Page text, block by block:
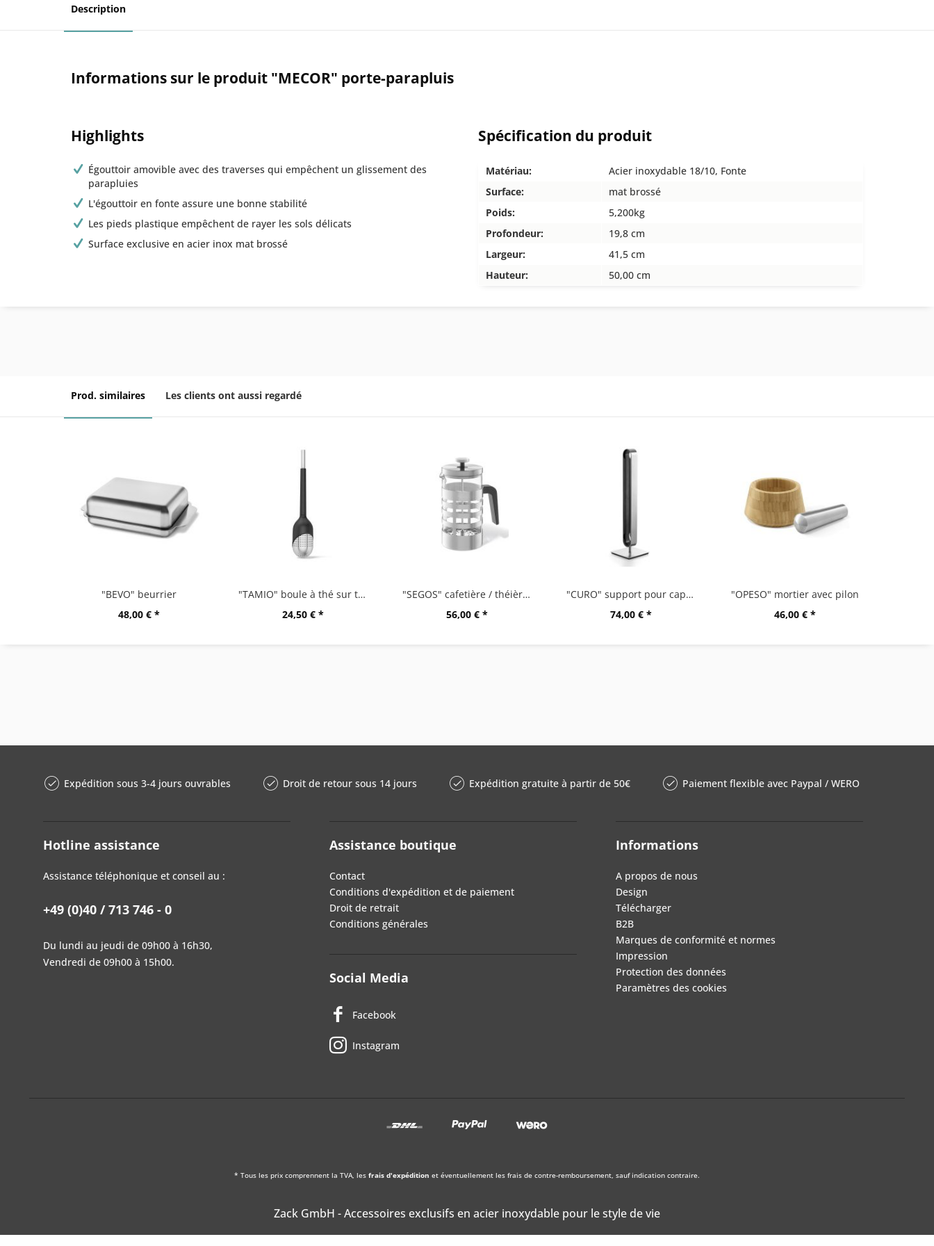
Description
Informations sur le produit "MECOR" porte-parapluis
Highlights
Égouttoir amovible avec des traverses qui empêchent un glissement des
parapluies
L'égouttoir en fonte assure une bonne stabilité
Les pieds plastique empêchent de rayer les sols délicats
Surface exclusive en acier inox mat brossé
Spécification du produit
Matériau:
Acier inoxydable 18/10, Fonte
Surface:
mat brossé
Poids:
5,200kg
Profondeur:
19,8 cm
Largeur:
41,5 cm
Hauteur:
50,00 cm
Prod. similaires Les clients ont aussi regardé
"BEVO" beurrier
48,00 € *
"TAMIO" boule à thé sur tige
24,50 € *
"SEGOS" cafetière / théièreà piston
56,00 € *
"CURO" support pour capsules
74,00 € *
"OPESO" mortier avec pilon
46,00 € *
Expédition sous 3-4 jours ouvrables Droit de retour sous 14 jours Expédition gratuite à partir de 50€ Paiement flexible avec Paypal / WERO
Hotline assistance
Assistance téléphonique et conseil au :
+49 (0)40 / 713 746 - 0
Du lundi au jeudi de 09h00 à 16h30,
Vendredi de 09h00 à 15h00.
Assistance boutique
Contact
Conditions d'expédition et de paiement
Droit de retrait
Conditions générales
Social Media
Facebook
Instagram
Informations
A propos de nous
Design
Télécharger
B2B
Marques de conformité et normes
Impression
Protection des données
Paramètres des cookies
* Tous les prix comprennent la TVA, les frais d'expédition et éventuellement les frais de contre-remboursement, sauf indication contraire.
Zack GmbH - Accessoires exclusifs en acier inoxydable pour le style de vie